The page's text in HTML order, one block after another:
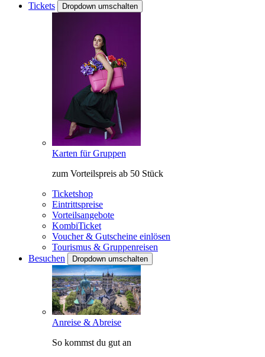
Tickets
Dropdown umschalten
Karten für Gruppen
zum Vorteilspreis ab 50 Stück
Ticketshop
Eintrittspreise
Vorteilsangebote
KombiTicket
Voucher & Gutscheine einlösen
Tourismus & Gruppenreisen
Besuchen
Dropdown umschalten
Anreise & Abreise
So kommst du gut an